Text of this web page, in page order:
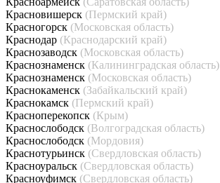
Красновишерск (Пермский край)
Красногорск (Московская область)
Краснодар (Краснодарский край)
Краснозаводск (Московская область)
Краснознаменск (Калининградская область)
Краснознаменск (Московская область)
Краснокаменск (Забайкальский край)
Краснокамск (Пермский край)
Красноперекопск (Крым)
Краснослободск (Волгоградская область)
Краснослободск (Мордовия)
Краснотурьинск (Свердловская область)
Красноуральск (Свердловская область)
Красноуфимск (Свердловская область)